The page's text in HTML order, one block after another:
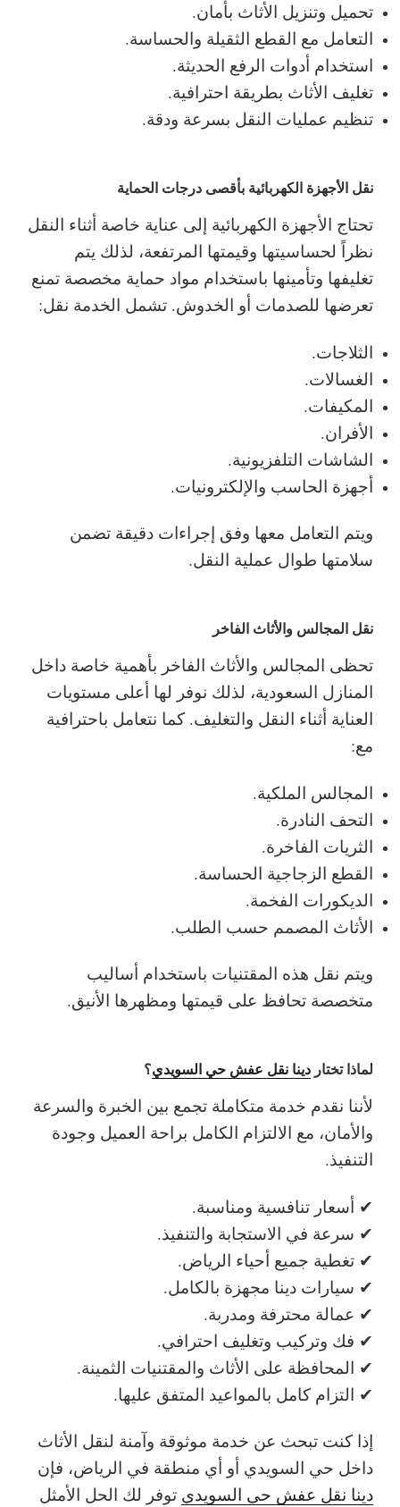
تحميل وتنزيل الأثاث بأمان.
التعامل مع القطع الثقيلة والحساسة.
استخدام أدوات الرفع الحديثة.
تغليف الأثاث بطريقة احترافية.
تنظيم عمليات النقل بسرعة ودقة.
نقل الأجهزة الكهربائية بأقصى درجات الحماية
تحتاج الأجهزة الكهربائية إلى عناية خاصة أثناء النقل
نظراً لحساسيتها وقيمتها المرتفعة، لذلك يتم
تغليفها وتأمينها باستخدام مواد حماية مخصصة تمنع
تعرضها للصدمات أو الخدوش. تشمل الخدمة نقل:
الثلاجات.
الغسالات.
المكيفات.
الأفران.
الشاشات التلفزيونية.
أجهزة الحاسب والإلكترونيات.
ويتم التعامل معها وفق إجراءات دقيقة تضمن
سلامتها طوال عملية النقل.
نقل المجالس والأثاث الفاخر
تحظى المجالس والأثاث الفاخر بأهمية خاصة داخل
المنازل السعودية، لذلك نوفر لها أعلى مستويات
العناية أثناء النقل والتغليف. كما نتعامل باحترافية
مع:
المجالس الملكية.
التحف النادرة.
الثريات الفاخرة.
القطع الزجاجية الحساسة.
الديكورات الفخمة.
الأثاث المصمم حسب الطلب.
ويتم نقل هذه المقتنيات باستخدام أساليب
متخصصة تحافظ على قيمتها ومظهرها الأنيق.
لماذا تختار دينا نقل عفش حي السويدي؟
لأننا نقدم خدمة متكاملة تجمع بين الخبرة والسرعة
والأمان، مع الالتزام الكامل براحة العميل وجودة
التنفيذ.
✔ أسعار تنافسية ومناسبة.
✔ سرعة في الاستجابة والتنفيذ.
✔ تغطية جميع أحياء الرياض.
✔ سيارات دينا مجهزة بالكامل.
✔ عمالة محترفة ومدربة.
✔ فك وتركيب وتغليف احترافي.
✔ المحافظة على الأثاث والمقتنيات الثمينة.
✔ التزام كامل بالمواعيد المتفق عليها.
إذا كنت تبحث عن خدمة موثوقة وآمنة لنقل الأثاث
داخل حي السويدي أو أي منطقة في الرياض، فإن
دينا نقل عفش حي السويدي توفر لك الحل الأمثل